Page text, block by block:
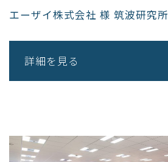
エーザイ株式会社 様 筑波研究所​
詳細を見る